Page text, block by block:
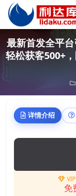
最新首发全平
轻松获客500+
详情介绍
免